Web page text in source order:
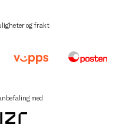
og frakt
med